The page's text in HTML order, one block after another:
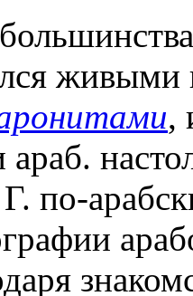
живыми
,
по-